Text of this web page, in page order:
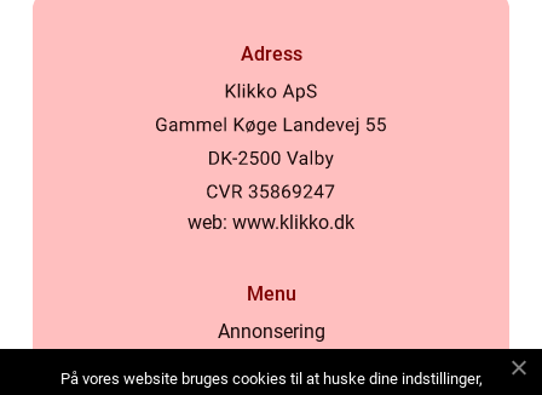
Adress
web: www.klikko.dk
Menu
Annonsering
På vores website bruges cookies til at huske dine indstillinger,